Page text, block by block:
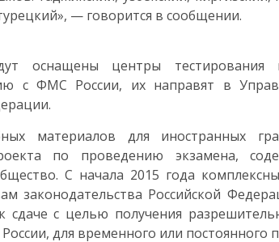
— говорится в сообщении.
оснащены центры
с ФМС России, их направят в
материалов для иностранных
по проведению экзамена,
С начала 2015 года
законодательства Российской
сдаче с целью получения
для временного или постоянного